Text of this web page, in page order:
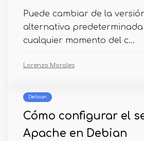
Puede cambiar de la
alternativa
cualquier momento del c...
Lorenzo Morales
Debian
Cómo configurar el
Apache en Debian